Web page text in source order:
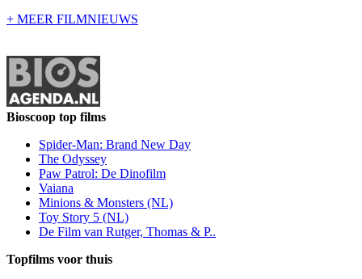
+ MEER FILMNIEUWS
Bioscoop top films
Spider-Man: Brand New Day
The Odyssey
Paw Patrol: De Dinofilm
Vaiana
Minions & Monsters (NL)
Toy Story 5 (NL)
De Film van Rutger, Thomas & P..
Topfilms voor thuis